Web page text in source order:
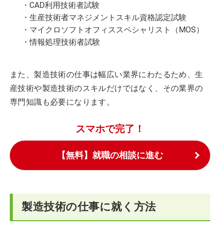
・CAD利用技術者試験
・生産技術者マネジメントスキル資格認定試験
・マイクロソフトオフィススペシャリスト（MOS）
・情報処理技術者試験
また、製造技術の仕事は幅広い業界にわたるため、生
産技術や製造技術のスキルだけではなく、その業界の
専門知識も必要になります。
スマホで完了！
【無料】就職の相談に進む
製造技術の仕事に就く方法